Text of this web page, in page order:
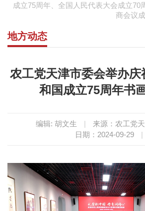
成立75周年、全国人民代表大会成立70
商会议
地方动态
农工党天津市委会举办庆
和国成立75周年书
编辑: 胡文生 | 来源：农工党
日期：2024-09-29
|